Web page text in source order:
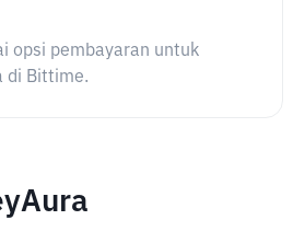
opsi pembayaran untuk
di Bittime.